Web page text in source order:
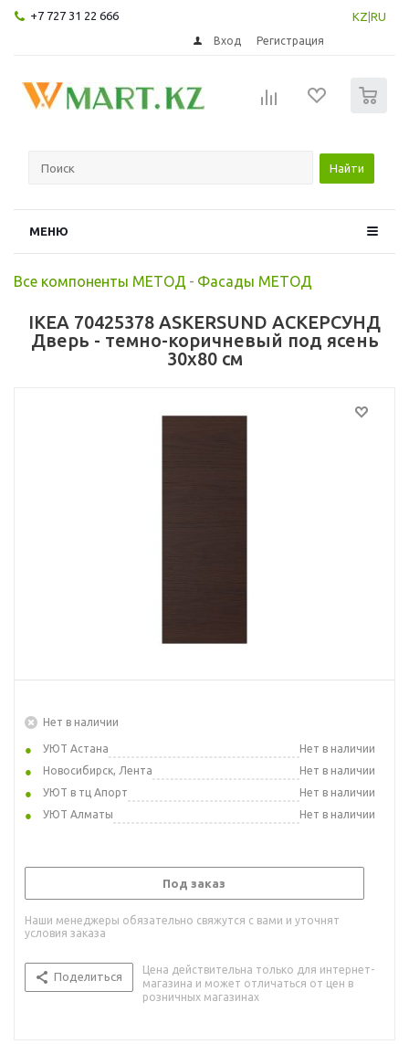
+7 727 31 22 666 KZ RU
Вход Регистрация
Найти
МЕНЮ
Все компоненты МЕТОД - Фасады МЕТОД
IKEA 70425378 ASKERSUND АСКЕРСУНД
Дверь - темно-коричневый под ясень
30x80 см
Нет в наличии
УЮТ Астана
Нет в наличии
Новосибирск, Лента
Нет в наличии
УЮТ в тц Апорт
Нет в наличии
УЮТ Алматы
Нет в наличии
Под заказ
Наши менеджеры обязательно свяжутся с вами и уточнят
условия заказа
Поделиться
Цена действительна только для интернет-
магазина и может отличаться от цен в
розничных магазинах